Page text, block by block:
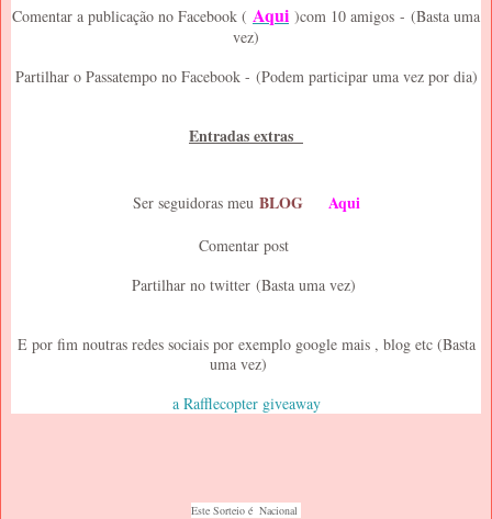
Comentar a publicação no Facebook ( Aqui )com 10 amigos - (Basta uma
vez)
Partilhar o Passatempo no Facebook - (Podem participar uma vez por dia)
Entradas extras
Ser seguidoras meu BLOG Aqui
Comentar post
Partilhar no twitter (Basta uma vez)
E por fim noutras redes sociais por exemplo google mais , blog etc (Basta
uma vez)
a Rafflecopter giveaway
Este Sorteio é Nacional